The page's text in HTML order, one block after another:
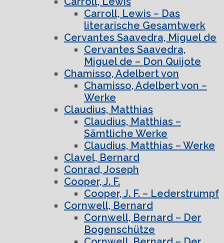
Carroll, Lewis – Das
literarische Gesamtwerk
Cervantes Saavedra, Miguel de
Cervantes Saavedra,
Miguel de – Don Quijote
Chamisso, Adelbert von
Chamisso, Adelbert von –
Werke
Claudius, Matthias
Claudius, Matthias –
Sämtliche Werke
Claudius, Matthias – Werke
Clavel, Bernard
Conrad, Joseph
Cooper, J. F.
Cooper, J. F. – Lederstrumpf
Cornwell, Bernard
Cornwell, Bernard – Der
Bogenschütze